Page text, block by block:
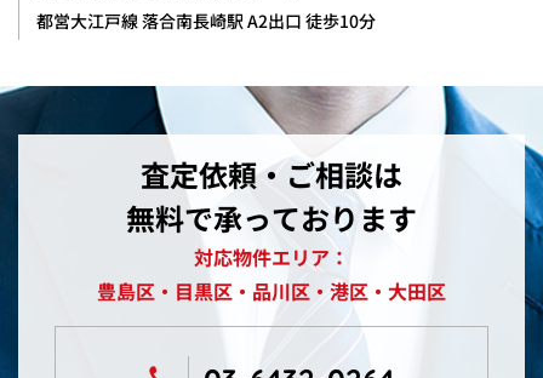
都営大江戸線 落合南長崎駅 A2出口 徒歩10分
査定依頼・ご相談は
無料で承っております
対応物件エリア：
豊島区・目黒区・品川区・港区・大田区